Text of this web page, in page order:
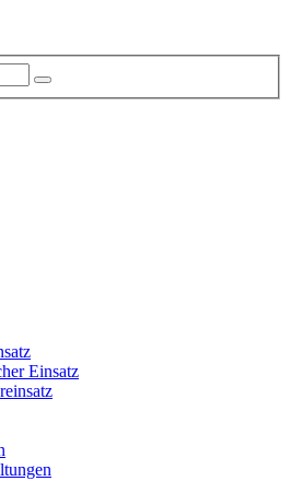
Einsatz